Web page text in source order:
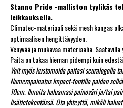
Stanno Pride -malliston tyylikäs
leikkauksella.
Climatec-materiaali sekä mesh kangas
optimaalisen hengittävyyden.
Venyvää ja mukavaa materiaalia.
Paita on takaa hieman pidempi kuin edestä.
Voit myös kustomoida paitasi seuralogolla
Numeropainatus Impact-fontilla paidan
10cm. Ilmoita haluamasi painoväri ja/tai
lisätietokentässä. Ota yhteyttä, mikäli